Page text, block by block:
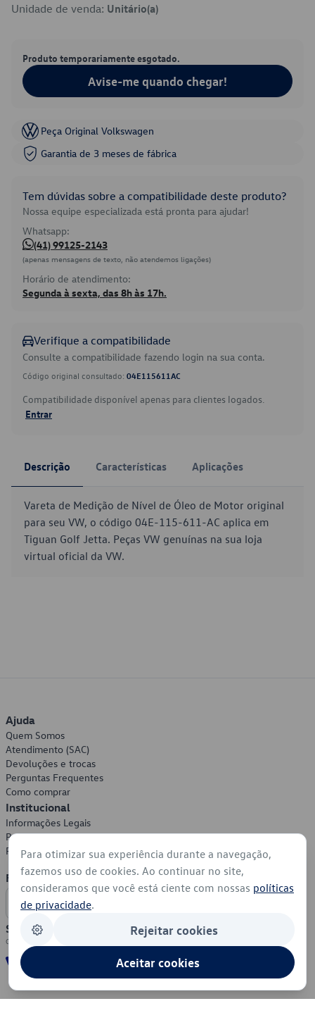
Unidade de venda: Unitário(a)
Produto temporariamente esgotado.
Avise-me quando chegar!
Peça Original Volkswagen
Garantia de 3 meses de fábrica
Tem dúvidas sobre a compatibilidade deste produto?
Nossa equipe especializada está pronta para ajudar!
Whatsapp:
(41) 99125-2143
(apenas mensagens de texto, não atendemos ligações)
Horário de atendimento:
Segunda à sexta, das 8h às 17h.
Verifique a compatibilidade
Consulte a compatibilidade fazendo login na sua conta.
Código original consultado: 04E115611AC
Compatibilidade disponível apenas para clientes logados.
Entrar
Descrição Características Aplicações
Vareta de Medição de Nível de Óleo de Motor original
para seu VW, o código 04E-115-611-AC aplica em
Tiguan Golf Jetta. Peças VW genuínas na sua loja
virtual oficial da VW.
Ajuda
Quem Somos
Atendimento (SAC)
Devoluções e trocas
Perguntas Frequentes
Como comprar
Institucional
Informações Legais
Política de Privacidade
Política de Cookies
Formas de Pagamento
Segurança
Para otimizar sua experiência durante a navegação,
fazemos uso de cookies. Ao continuar no site,
consideramos que você está ciente com nossas políticas
de privacidade.
Rejeitar cookies
Aceitar cookies